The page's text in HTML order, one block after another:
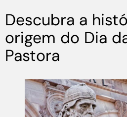
Descubra a
origem do Dia
Pastora